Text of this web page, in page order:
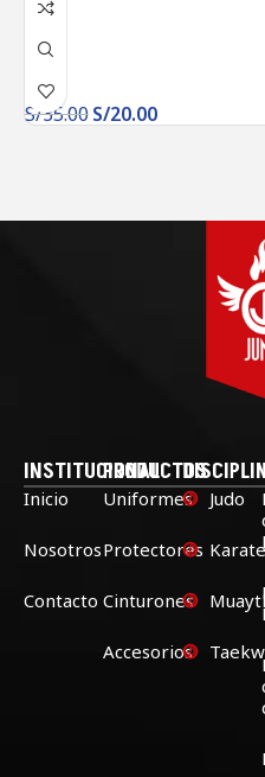
S/35.00S/20.00
INSTITUCIONAL
Inicio
Nosotros
Contacto
PRODUCTOS
Uniformes
Protectores
Cinturones
Accesorios
Judo
Karate